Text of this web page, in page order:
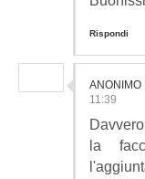
Rispondi
ANONIMO
11:39
la